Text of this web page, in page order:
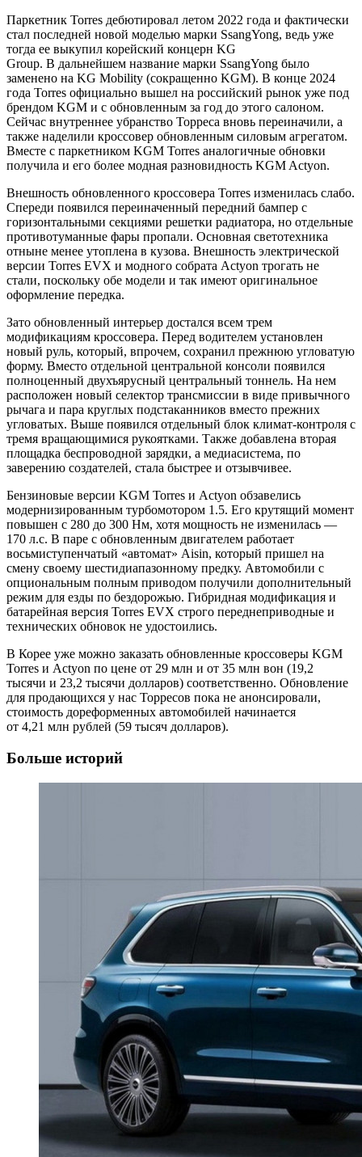
Паркетник Torres дебютировал летом 2022 года и фактически
стал последней новой моделью марки SsangYong, ведь уже
тогда ее выкупил корейский концерн KG
Group. В дальнейшем название марки SsangYong было
заменено на KG Mobility (сокращенно KGM). В конце 2024
года Torres официально вышел на российский рынок уже под
брендом KGM и с обновленным за год до этого салоном.
Сейчас внутреннее убранство Торреса вновь переиначили, а
также наделили кроссовер обновленным силовым агрегатом.
Вместе с паркетником KGM Torres аналогичные обновки
получила и его более модная разновидность KGM Actyon.
Внешность обновленного кроссовера Torres изменилась слабо.
Спереди появился переиначенный передний бампер с
горизонтальными секциями решетки радиатора, но отдельные
противотуманные фары пропали. Основная светотехника
отныне менее утоплена в кузова. Внешность электрической
версии Torres EVX и модного собрата Actyon трогать не
стали, поскольку обе модели и так имеют оригинальное
оформление передка.
Зато обновленный интерьер достался всем трем
модификациям кроссовера. Перед водителем установлен
новый руль, который, впрочем, сохранил прежнюю угловатую
форму. Вместо отдельной центральной консоли появился
полноценный двухъярусный центральный тоннель. На нем
расположен новый селектор трансмиссии в виде привычного
рычага и пара круглых подстаканников вместо прежних
угловатых. Выше появился отдельный блок климат-контроля с
тремя вращающимися рукоятками. Также добавлена вторая
площадка беспроводной зарядки, а медиасистема, по
заверению создателей, стала быстрее и отзывчивее.
Бензиновые версии KGM Torres и Actyon обзавелись
модернизированным турбомотором 1.5. Его крутящий момент
повышен с 280 до 300 Нм, хотя мощность не изменилась —
170 л.с. В паре с обновленным двигателем работает
восьмиступенчатый «автомат» Aisin, который пришел на
смену своему шестидиапазонному предку. Автомобили с
опциональным полным приводом получили дополнительный
режим для езды по бездорожью. Гибридная модификация и
батарейная версия Torres EVX строго переднеприводные и
технических обновок не удостоились.
В Корее уже можно заказать обновленные кроссоверы KGM
Torres и Actyon по цене от 29 млн и от 35 млн вон (19,2
тысячи и 23,2 тысячи долларов) соответственно. Обновление
для продающихся у нас Торресов пока не анонсировали,
стоимость дореформенных автомобилей начинается
от 4,21 млн рублей (59 тысяч долларов).
Больше историй